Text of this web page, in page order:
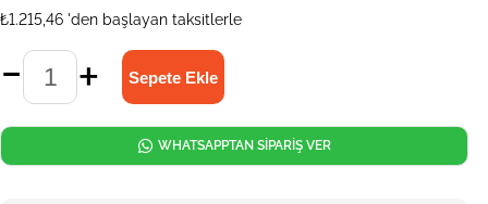
₺1.215,46 'den başlayan taksitlerle
WHATSAPPTAN SİPARİŞ VER